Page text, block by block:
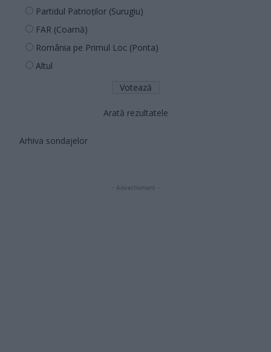
Partidul Patrioților (Surugiu)
FAR (Coarnă)
România pe Primul Loc (Ponta)
Altul
Arată rezultatele
Arhiva sondajelor
- Advertisment -